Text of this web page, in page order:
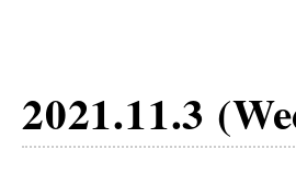
2021.11.3